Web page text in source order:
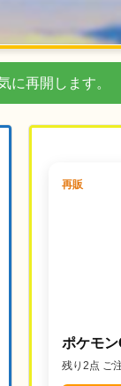
に再開します。
再販
ポケモ
残り2点 ご